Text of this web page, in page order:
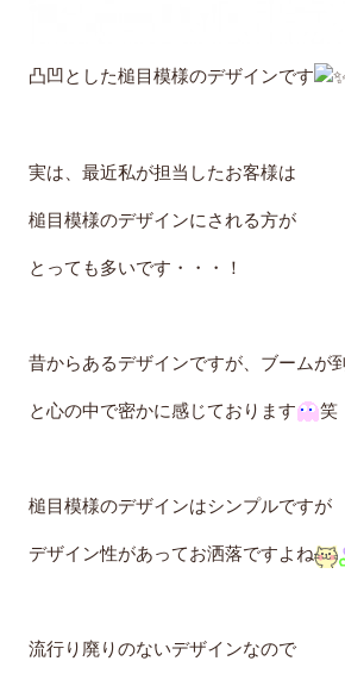
凸凹とした槌目模様のデザインです
実は、最近私が担当したお客様は
槌目模様のデザインにされる方が
とっても多いです・・・！
昔からあるデザインですが、ブームが
と心の中で密かに感じております 笑
槌目模様のデザインはシンプルですが
デザイン性があってお洒落ですよね
流行り廃りのないデザインなので